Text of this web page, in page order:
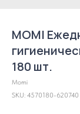
MOMI
180 шт.
Momi
SKU: 4570180-620740